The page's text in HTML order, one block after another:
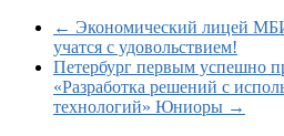
← Экономический лицей
учатся с удовольствием!
Петербург первым успешно
«Разработка решений с
технологий» Юниоры →